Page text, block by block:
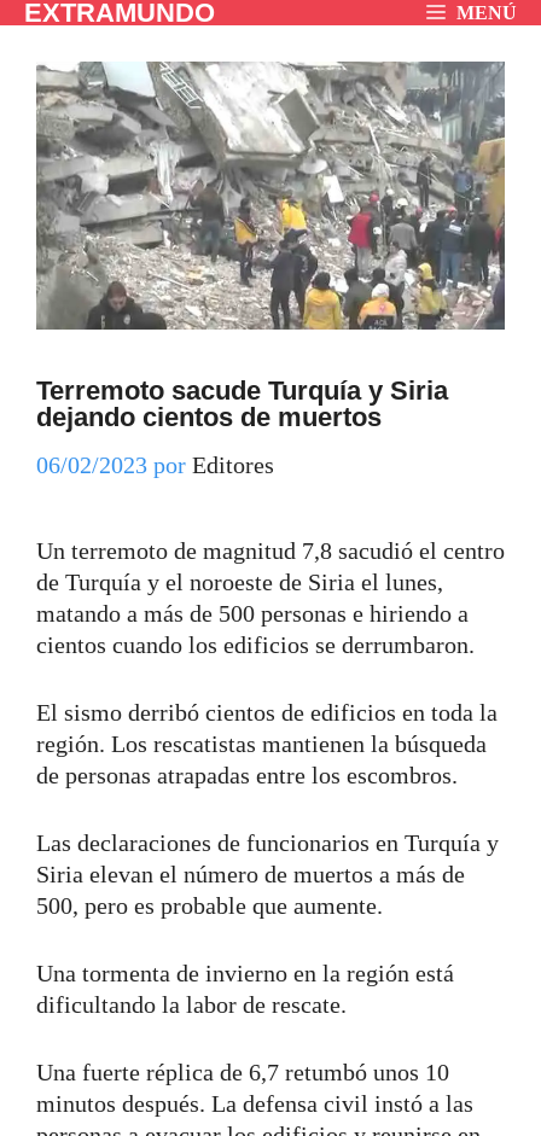
Saltar
contenido
EXTRAMUNDO MENÚ
Terremoto sacude Turquía y Siria
dejando cientos de muertos
06/02/2023 por Editores
Un terremoto de magnitud 7,8 sacudió el centro
de Turquía y el noroeste de Siria el lunes,
matando a más de 500 personas e hiriendo a
cientos cuando los edificios se derrumbaron.
El sismo derribó cientos de edificios en toda la
región. Los rescatistas mantienen la búsqueda
de personas atrapadas entre los escombros.
Las declaraciones de funcionarios en Turquía y
Siria elevan el número de muertos a más de
500, pero es probable que aumente.
Una tormenta de invierno en la región está
dificultando la labor de rescate.
Una fuerte réplica de 6,7 retumbó unos 10
minutos después. La defensa civil instó a las